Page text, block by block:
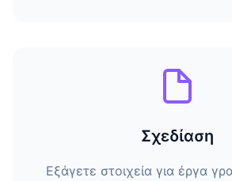
Σχεδίαση
Εξάγετε στοιχεία για έργα